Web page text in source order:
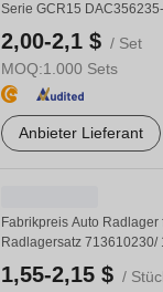
Serie GCR15
2,00-2,1 $ / Set
MOQ:1.000 Sets
Anbieter Lieferant
Fabrikpreis Auto Radlager
Radlagersatz
1,55-2,15 $ /